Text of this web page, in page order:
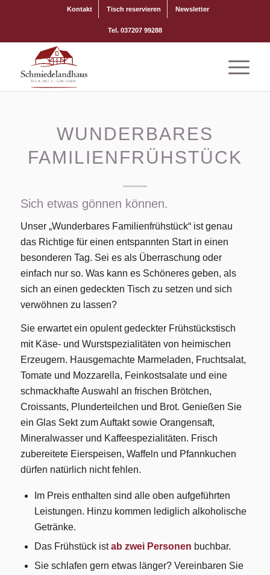
Kontakt Tisch reservieren Newsletter
Tel. 037207 99288
WUNDERBARES
FAMILIENFRÜHSTÜCK
Sich etwas gönnen können.
Unser „Wunderbares Familienfrühstück“ ist genau
das Richtige für einen entspannten Start in einen
besonderen Tag. Sei es als Überraschung oder
einfach nur so. Was kann es Schöneres geben, als
sich an einen gedeckten Tisch zu setzen und sich
verwöhnen zu lassen?
Sie erwartet ein opulent gedeckter Frühstückstisch
mit Käse- und Wurstspezialitäten von heimischen
Erzeugern. Hausgemachte Marmeladen, Fruchtsalat,
Tomate und Mozzarella, Feinkostsalate und eine
schmackhafte Auswahl an frischen Brötchen,
Croissants, Plunderteilchen und Brot. Genießen Sie
ein Glas Sekt zum Auftakt sowie Orangensaft,
Mineralwasser und Kaffeespezialitäten. Frisch
zubereitete Eierspeisen, Waffeln und Pfannkuchen
dürfen natürlich nicht fehlen.
Im Preis enthalten sind alle oben aufgeführten
Leistungen. Hinzu kommen lediglich alkoholische
Getränke.
Das Frühstück istab zwei Personen buchbar.
Sie schlafen gern etwas länger? Vereinbaren Sie